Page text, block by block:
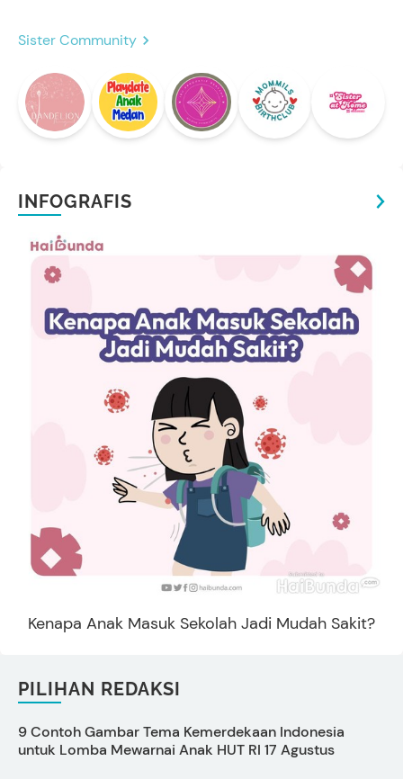
Sister Community
INFOGRAFIS
Kenapa Anak Masuk Sekolah Jadi Mudah Sakit?
PILIHAN REDAKSI
9 Contoh Gambar Tema Kemerdekaan Indonesia
untuk Lomba Mewarnai Anak HUT RI 17 Agustus